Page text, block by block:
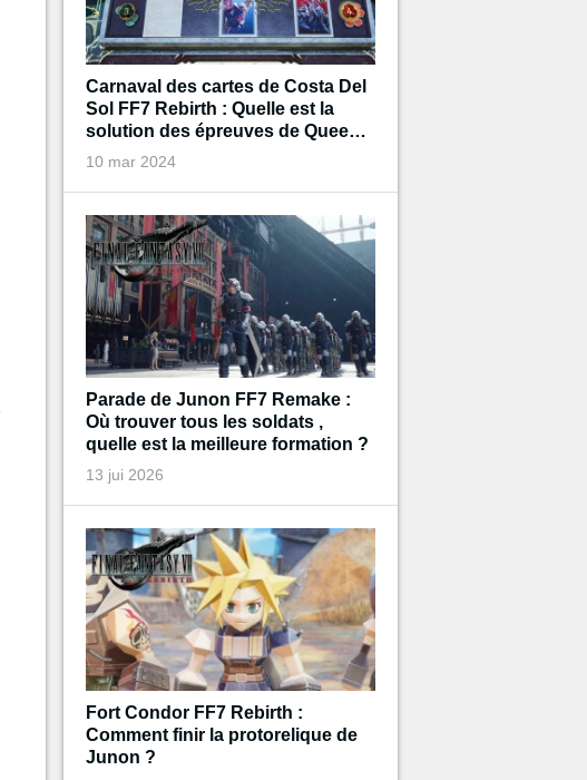
Carnaval des cartes de Costa Del
Sol FF7 Rebirth : Quelle est la
solution des épreuves de Queen's
Blood ?
10 mar 2024
Parade de Junon FF7 Remake :
Où trouver tous les soldats ,
quelle est la meilleure formation ?
13 jui 2026
Fort Condor FF7 Rebirth :
Comment finir la protorelique de
Junon ?